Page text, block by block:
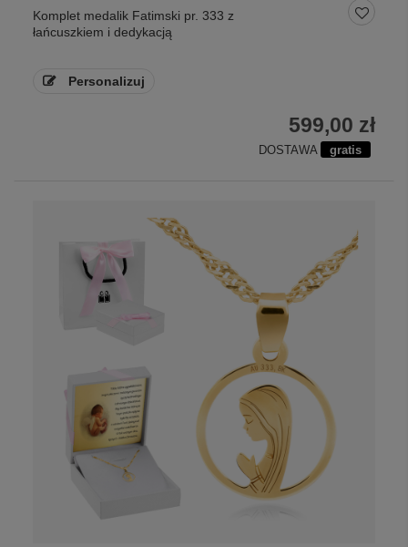
Komplet medalik Fatimski pr. 333 z
łańcuszkiem i dedykacją
Personalizuj
599,00 zł
DOSTAWA gratis